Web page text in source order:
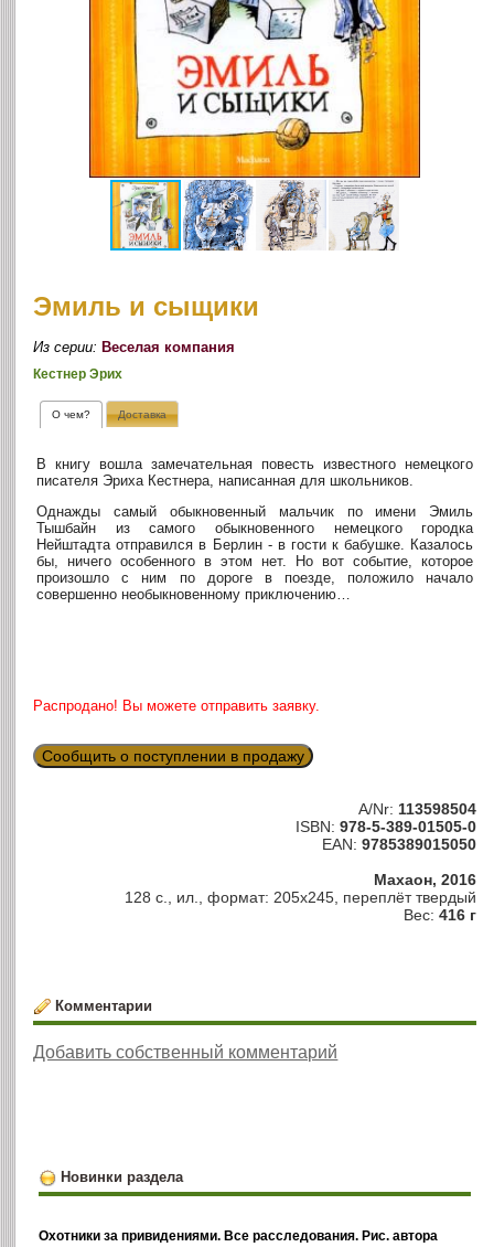
Эмиль и сыщики
Из серии:Веселая компания
Кестнер Эрих
О чем? Доставка
В книгу вошла замечательная повесть известного немецкого
писателя Эриха Кестнера, написанная для школьников.
Однажды самый обыкновенный мальчик по имени Эмиль
Тышбайн из самого обыкновенного немецкого городка
Нейштадта отправился в Берлин - в гости к бабушке. Казалось
бы, ничего особенного в этом нет. Но вот событие, которое
произошло с ним по дороге в поезде, положило начало
совершенно необыкновенному приключению…
Распродано! Вы можете отправить заявку.
Сообщить о поступлении в продажу
A/Nr: 113598504
ISBN: 978-5-389-01505-0
EAN: 9785389015050
Махаон, 2016
128 с., ил., формат: 205х245, переплёт твердый
Вес: 416 г
Комментарии
Добавить собственный комментарий
Новинки раздела
Охотники за привидениями. Все расследования. Рис. автора